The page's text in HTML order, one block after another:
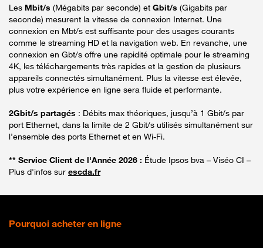
Les Mbit/s (Mégabits par seconde) et Gbit/s (Gigabits par
seconde) mesurent la vitesse de connexion Internet. Une
connexion en Mbt/s est suffisante pour des usages courants
comme le streaming HD et la navigation web. En revanche, une
connexion en Gbt/s offre une rapidité optimale pour le streaming
4K, les téléchargements très rapides et la gestion de plusieurs
appareils connectés simultanément. Plus la vitesse est élevée,
plus votre expérience en ligne sera fluide et performante.
2Gbit/s partagés : Débits max théoriques, jusqu’à 1 Gbit/s par
port Ethernet, dans la limite de 2 Gbit/s utilisés simultanément sur
l’ensemble des ports Ethernet et en Wi-Fi.
** Service Client de l'Année 2026 : Étude Ipsos bva – Viséo CI –
Plus d'infos sur escda.fr
Pourquoi acheter en ligne